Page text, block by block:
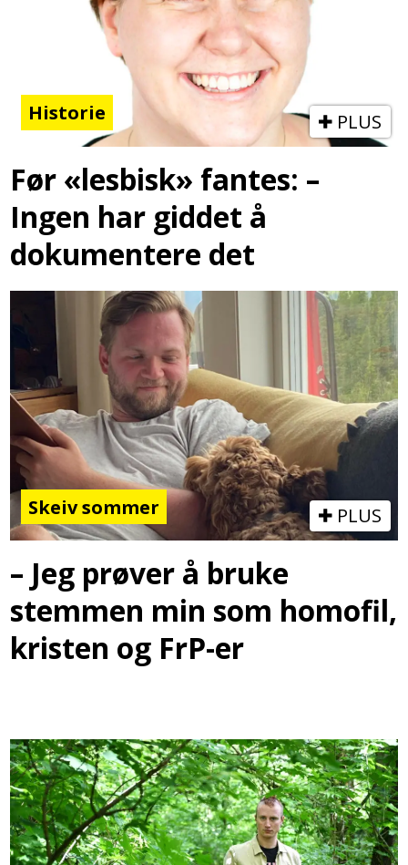
Historie PLUS
Før «lesbisk» fantes: –
Ingen har giddet å
dokumentere det
Skeiv sommer PLUS
– Jeg prøver å bruke
stemmen min som homofil,
kristen og FrP-er